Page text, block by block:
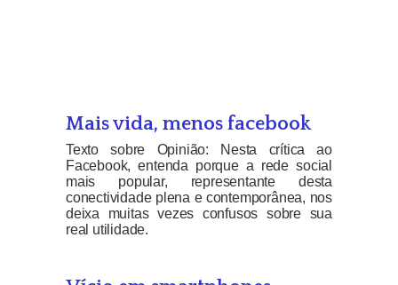
Mais vida, menos facebook
Texto sobre Opinião: Nesta crítica ao
Facebook, entenda porque a rede social
mais popular, representante desta
conectividade plena e contemporânea, nos
deixa muitas vezes confusos sobre sua
real utilidade.